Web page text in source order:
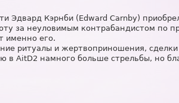
Эдвард Кэрнби (Edward Carnby)
за неуловимым контрабандистом по
именно его.
ритуалы и жертвоприношения,
в AitD2 намного больше стрельбы, но